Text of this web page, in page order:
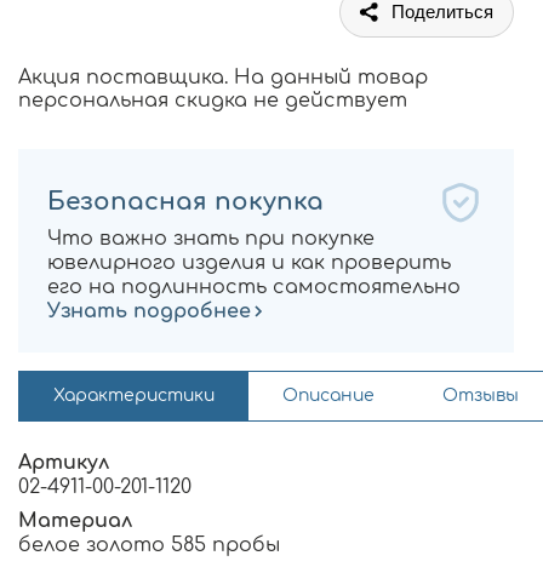
Поделиться
Акция поставщика. На данный товар
персональная скидка не действует
Безопасная покупка
Что важно знать при покупке
ювелирного изделия и как проверить
его на подлинность самостоятельно
Узнать подробнее
Характеристики Описание Отзывы
Артикул
02-4911-00-201-1120
Материал
белое золото 585 пробы